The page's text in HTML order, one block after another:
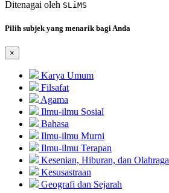
Ditenagai oleh SLiMS
Pilih subjek yang menarik bagi Anda
×
Karya Umum
Filsafat
Agama
Ilmu-ilmu Sosial
Bahasa
Ilmu-ilmu Murni
Ilmu-ilmu Terapan
Kesenian, Hiburan, dan Olahraga
Kesusastraan
Geografi dan Sejarah